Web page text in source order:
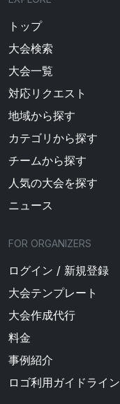
トップ
大会検索
大会一覧
対応リクエスト
地域から探す
カテゴリから探す
チームから探す
人気の大会を探す
ニュース
FOR ORGANIZERS
ログイン / 新規登録
大会テンプレート
大会作成代行
料金
事例紹介
ロゴ利用ガイドライン